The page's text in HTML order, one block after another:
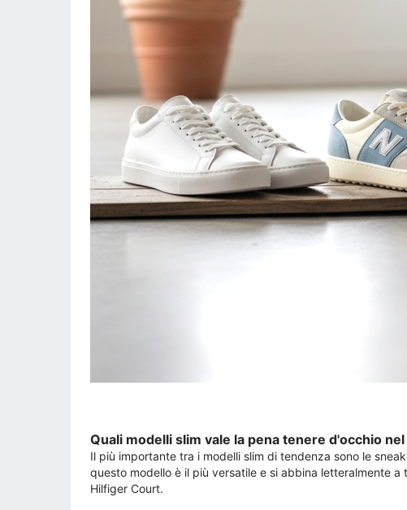
Quali modelli slim vale la pena tenere d'occhio
Il più importante tra i modelli slim di tendenza sono le
questo modello è il più versatile e si abbina letteralmente
Hilfiger Court.